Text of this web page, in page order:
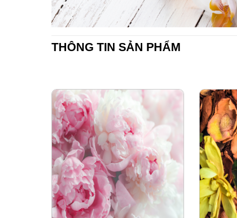
THÔNG TIN SẢN PHẨM